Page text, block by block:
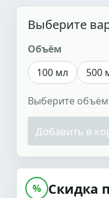
Выберите
Объём
100 мл
500
Выберите объём
Добавить в
% Скидка